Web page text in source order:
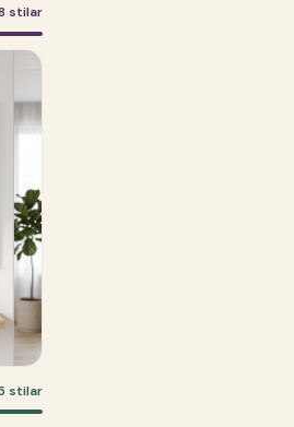
stilar
stilar